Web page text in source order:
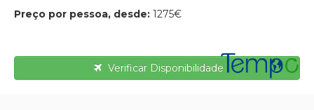
Preço por pessoa, desde: 1275€
Verificar Disponibilidade